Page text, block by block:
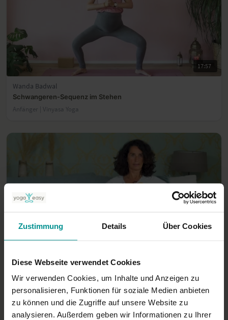
Zustimmung Details Über Cookies
Diese Webseite verwendet Cookies
Wir verwenden Cookies, um Inhalte und Anzeigen zu
personalisieren, Funktionen für soziale Medien anbieten
zu können und die Zugriffe auf unsere Website zu
analysieren. Außerdem geben wir Informationen zu Ihrer
17:57
Wanda Badwal
Schwangeren-Sequenz im Stehen
Anfänger | Vinyasa Yoga
Tipps zum Stillen
Für alle | Verschiedene